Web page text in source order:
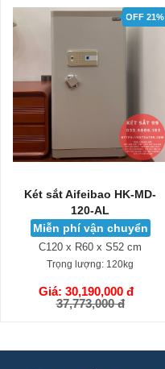
OFF 21%
Két sắt Aifeibao HK-MD-
120-AL
Miễn phí vận chuyển
C120 x R60 x S52 cm
Trọng lượng: 120kg
Giá: 30,190,000 đ
37,773,000 đ
GIỎ HÀNG